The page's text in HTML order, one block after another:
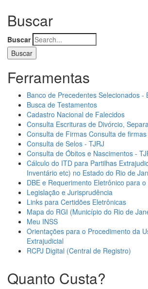
Buscar
Buscar
Ferramentas
Banco de Precedentes Selecionados -
Busca de Testamentos
Cadastro Nacional de Falecidos
Consulta Escrituras de Divórcio,
Consulta de Firmas Consulta de firmas
Consulta de Selos - TJRJ
Consulta de Óbitos e Nascimentos -
Cálculo do ITD para Partilhas
Inventário etc) no Estado do Rio de
DBE e Requerimento Eletrônico para o
Legislação e Jurisprudência
Links para Certidões Eletrônicas
Mapa do RGI (Município do Rio de
Meu INSS
Orientações para o Procedimento da
Extrajudicial
RCPJ Digital (Central de Registro)
Quanto Custa?